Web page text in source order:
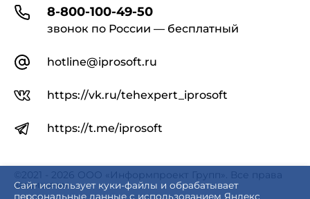
цифровой картографической продукцией между
различными изготовителями и пользователями
обеспечения;
- гармонизацией используемых в
информационного обеспечения с положениями
Сайт использует куки-файлы и обрабатывает
персональные данные с использованием Яндекс
8-800-100-49-50
звонок по России — бесплатный
hotline@iprosoft.ru
https://vk.ru/tehexpert_iprosoft
https://t.me/iprosoft
©2021 - 2026 ООО «Информпроект Групп». Все права
защищены.